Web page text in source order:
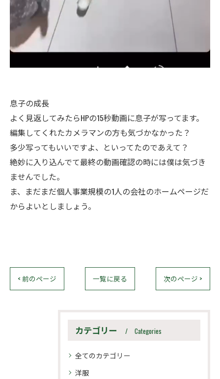
息子の成長
よく見返してみたらHPの15秒動画に息子が写ってます。
編集してくれたカメラマンの方も気づかなかった？
多少写ってもいいですよ、といってたのであえて？
絶妙に入り込んでて最終の動画確認の時には僕は気づき
ませんでした。
ま、まだまだ個人事業規模の1人の会社のホームページだ
からよいとしましょう。
< 前のページ 一覧に戻る 次のページ >
カテゴリー Categories
全てのカテゴリー
洋服